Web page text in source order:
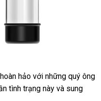
hảo nước
ngoài
với nước
ngoài
những quý ông
tình trạng này nổi
và sung